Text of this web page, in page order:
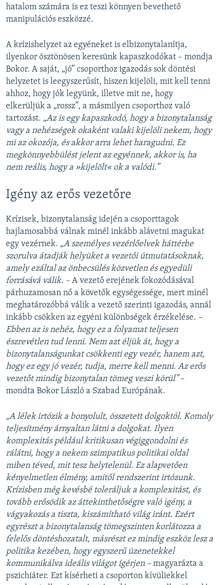
hatalom számára is ez teszi könnyen bevethető
manipulációs eszközzé.
A krízishelyzet az egyéneket is elbizonytalanítja,
ilyenkor ösztönösen keresünk kapaszkodókat – mondja
Bokor. A saját, „jó” csoporthoz igazodás sok döntési
helyzetet is leegyszerűsít, hiszen kijelöli, mit kell tenni
ahhoz, hogy jók legyünk, illetve mit ne, hogy
elkerüljük a „rossz”, a másmilyen csoporthoz való
tartozást. „Az is egy kapaszkodó, hogy a bizonytalanság
vagy a nehézségek okaként valaki kijelöli nekem, hogy
mi az okozója, és akkor arra lehet haragudni. Ez
megkönnyebbülést jelent az egyénnek, akkor is, ha
nem reális, hogy a »kijelölt« ok a valódi.”
Igény az erős vezetőre
Krízisek, bizonytalanság idején a csoporttagok
hajlamosabbá válnak minél inkább alávetni magukat
egy vezérnek. „A személyes vezérlőelvek háttérbe
szorulva átadják helyüket a vezetői útmutatásoknak,
amely ezáltal az önbecsülés közvetlen és egyedüli
forrásává válik. – A vezető erejének fokozódásával
párhuzamosan nő a követők egységessége, mert minél
meghatározóbbá válik a vezető szerinti igazodás, annál
inkább csökken az egyéni különbségek érzékelése. –
Ebben az is nehéz, hogy ez a folyamat teljesen
észrevétlen tud lenni. Nem azt éljük át, hogy a
bizonytalanságunkat csökkenti egy vezér, hanem azt,
hogy ez egy jó vezér, tudja, merre kell menni. Az erős
vezetőt mindig bizonytalan tömeg veszi körül”–
mondta Bokor László a Szabad Európának.
„A lélek irtózik a bonyolult, összetett dolgoktól. Komoly
teljesítmény árnyaltan látni a dolgokat. Ilyen
komplexitás például kritikusan végiggondolni és
rálátni, hogy a nekem szimpatikus politikai oldal
miben téved, mit tesz helytelenül. Ez alapvetően
kényelmetlen élmény, amitől rendszerint irtózunk.
Krízisben még kevésbé toleráljuk a komplexitást, és
tovább erősödik az áttekinthetőségre való igény, a
vágyakozás a tiszta, kiszámítható világ iránt. Ezért
egyrészt a bizonytalanság tömegszinten korlátozza a
felelős döntéshozatalt, másrészt ez mindig eszköz lesz a
politika kezében, hogy egyszerű üzenetekkel
kommunikálva ideális világot ígérjen – magyarázta a
pszichiáter. Ezt kísérheti a csoporton kívüliekkel